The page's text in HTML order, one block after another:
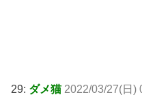
29: ダメ猫 2022/03/27(日)